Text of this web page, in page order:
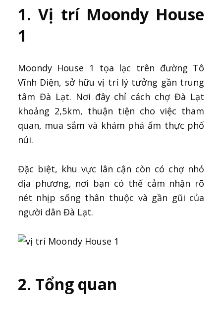
1. Vị trí Moondy House
1
Moondy House 1 tọa lạc trên đường Tô
Vĩnh Diện, sở hữu vị trí lý tưởng gần trung
tâm Đà Lạt. Nơi đây chỉ cách chợ Đà Lạt
khoảng 2,5km, thuận tiện cho việc tham
quan, mua sắm và khám phá ẩm thực phố
núi.
Đặc biệt, khu vực lân cận còn có chợ nhỏ
địa phương, nơi bạn có thể cảm nhận rõ
nét nhịp sống thân thuộc và gần gũi của
người dân Đà Lạt.
2. Tổng quan